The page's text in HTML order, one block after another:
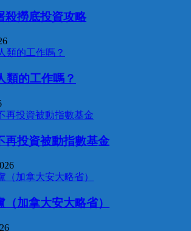
殺撈底投資攻略
類的工作嗎？
再投資被動指數基金
（加拿大安大略省）